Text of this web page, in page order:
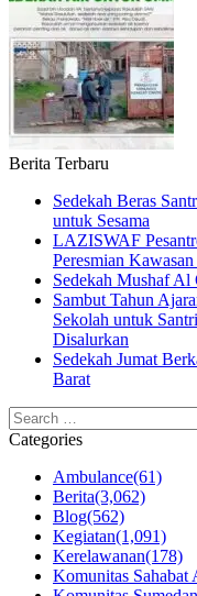
Berita Terbaru
Sedekah Beras
untuk Sesama
LAZISWAF
Peresmian
Sedekah Mushaf Al
Sambut Tahun
Sekolah untuk
Disalurkan
Sedekah Jumat
Barat
Categories
Ambulance(61)
Berita(3,062)
Blog(562)
Kegiatan(1,091)
Kerelawanan(178)
Komunitas